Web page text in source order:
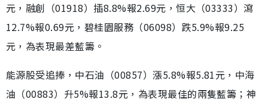
元，融創（01918）插8.8%報2.69元，恒大（03333）瀉
12.7%報0.69元，碧桂園服務（06098）跌5.9%報9.25
元，為表現最差藍籌。
能源股受追捧，中石油（00857）漲5.8%報5.81元，中海
油（00883）升5%報13.8元，為表現最佳的兩隻藍籌；神